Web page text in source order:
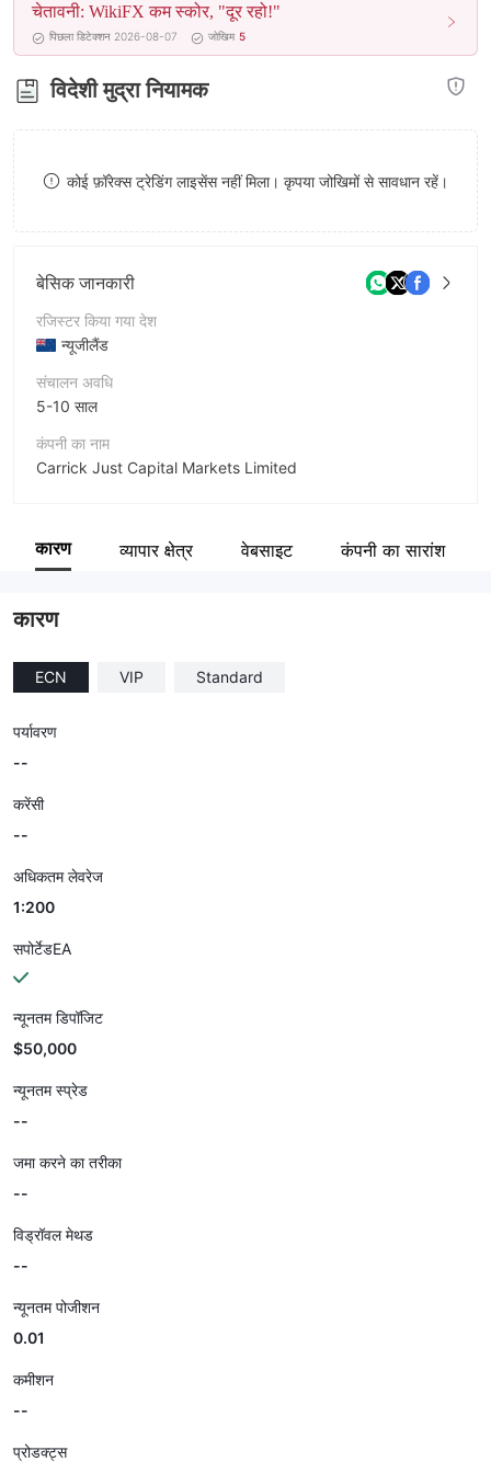
8
9
9
चेतावनी: WikiFX कम स्कोर, "दूर रहो!"
पिछला डिटेक्शन 2026-08-07 जोखिम 5
विदेशी मुद्रा नियामक
कोई फ़ॉरेक्स ट्रेडिंग लाइसेंस नहीं मिला। कृपया जोखिमों से सावधान रहें।
बेसिक जानकारी
रजिस्टर किया गया देश
न्यूजीलैंड
संचालन अवधि
5-10 साल
कंपनी का नाम
Carrick Just Capital Markets Limited
कंपनी का कर्मचारी
कारण व्यापार क्षेत्र वेबसाइट कंपनी का सारांश
कारण
ECN VIP Standard
पर्यावरण
--
करेंसी
--
अधिकतम लेवरेज
1:200
सपोर्टेडEA
न्यूनतम डिपॉजिट
$50,000
न्यूनतम स्प्रेड
--
जमा करने का तरीका
--
विड्रॉवल मेथड
--
न्यूनतम पोजीशन
0.01
कमीशन
--
प्रोडक्ट्स